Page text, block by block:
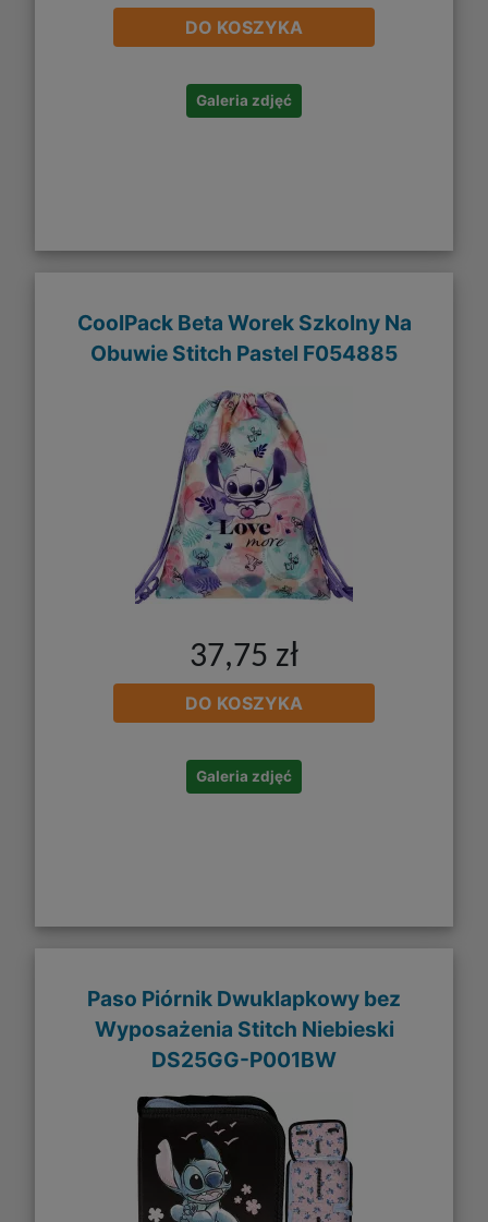
DO KOSZYKA
Galeria zdjęć
CoolPack Beta Worek Szkolny Na
Obuwie Stitch Pastel F054885
37,75 zł
DO KOSZYKA
Galeria zdjęć
Paso Piórnik Dwuklapkowy bez
Wyposażenia Stitch Niebieski
DS25GG-P001BW